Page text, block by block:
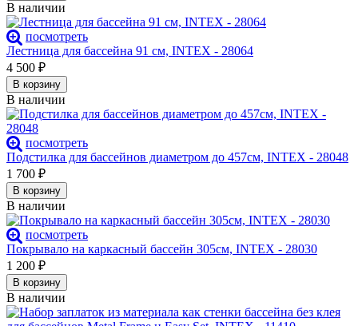
В наличии
посмотреть
Лестница для бассейна 91 см, INTEX - 28064
4 500 ₽
В корзину
В наличии
посмотреть
Подстилка для бассейнов диаметром до 457см, INTEX - 28048
1 700 ₽
В корзину
В наличии
посмотреть
Покрывало на каркасный бассейн 305см, INTEX - 28030
1 200 ₽
В корзину
В наличии